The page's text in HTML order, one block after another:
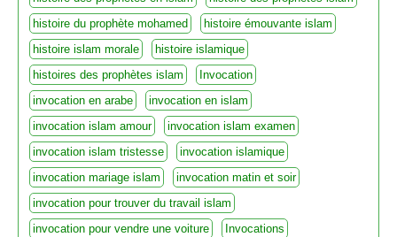
histoire du prophète mohamed
histoire émouvante islam
histoire islam morale
histoire islamique
histoires des prophètes islam
Invocation
invocation en arabe
invocation en islam
invocation islam amour
invocation islam examen
invocation islam tristesse
invocation islamique
invocation mariage islam
invocation matin et soir
invocation pour trouver du travail islam
invocation pour vendre une voiture
Invocations